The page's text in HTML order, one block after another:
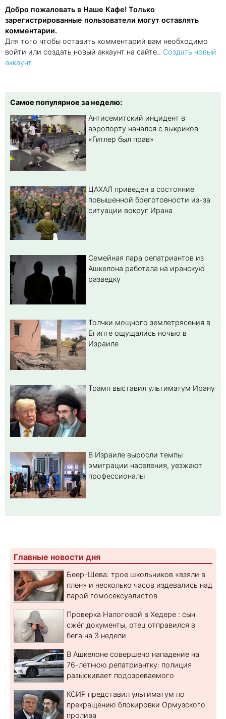
Добро пожаловать в Наше Кафе! Только
зарегистрированные пользователи могут оставлять
комментарии.
Для того чтобы оставить комментарий вам необходимо
войти или создать новый аккаунт на сайте.. Создать новый
аккаунт
Самое популярное за неделю:
Антисемитский инцидент в
аэропорту начался с выкриков
«Гитлер был прав»
ЦАХАЛ приведен в состояние
повышенной боеготовности из-за
ситуации вокруг Ирана
Семейная пара репатриантов из
Ашкелона работала на иранскую
разведку
Толчки мощного землетрясения в
Египте ощущались ночью в
Израиле
Трамп выставил ультиматум Ирану
В Израиле выросли темпы
эмиграции населения, уезжают
профессионалы
Главные новости дня
Беер-Шева: трое школьников «взяли в
плен» и несколько часов издевались над
парой гомосексуалистов
Проверка Налоговой в Хедере : сын
сжёг документы, отец отправился в
бега на 3 недели
В Ашкелоне совершено нападение на
76-летнюю репатриантку: полиция
разыскивает подозреваемого
КСИР представил ультиматум по
прекращению блокировки Ормузского
пролива